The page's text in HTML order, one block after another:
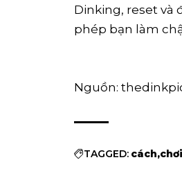
Dinking, reset và
phép bạn làm
Nguồn:
TAGGED: cách